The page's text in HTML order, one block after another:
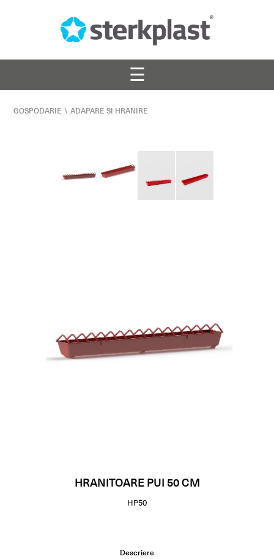
☰
GOSPODARIE \ ADAPARE SI HRANIRE
HRANITOARE PUI 50 CM
HP50
Descriere